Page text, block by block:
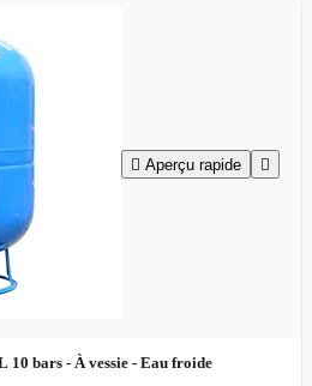
 Aperçu rapide 
10 bars - À vessie - Eau froide